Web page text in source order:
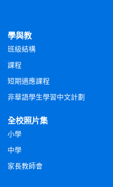
學與教
班級結構
課程
短期適應課程
非華語學生學習中文計劃
全校照片集
小學
中學
家長教師會